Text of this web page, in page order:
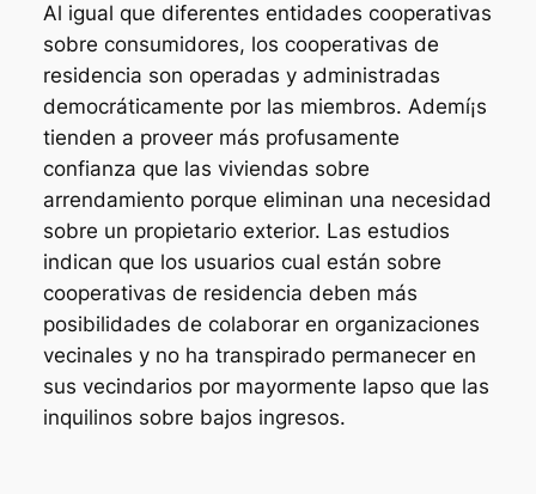
Al igual que diferentes entidades cooperativas
sobre consumidores, los cooperativas de
residencia son operadas y administradas
democráticamente por las miembros. Ademí¡s
tienden a proveer más profusamente
confianza que las viviendas sobre
arrendamiento porque eliminan una necesidad
sobre un propietario exterior. Las estudios
indican que los usuarios cual están sobre
cooperativas de residencia deben más
posibilidades de colaborar en organizaciones
vecinales y no ha transpirado permanecer en
sus vecindarios por mayormente lapso que las
inquilinos sobre bajos ingresos.